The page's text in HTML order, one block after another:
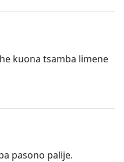
kuona tsamba limene
pasono palije.